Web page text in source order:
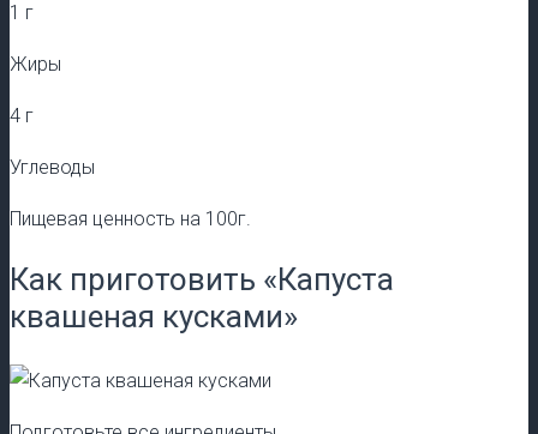
1 г
Жиры
4 г
Углеводы
Пищевая ценность на 100г.
Как приготовить «Капуста
квашеная кусками»